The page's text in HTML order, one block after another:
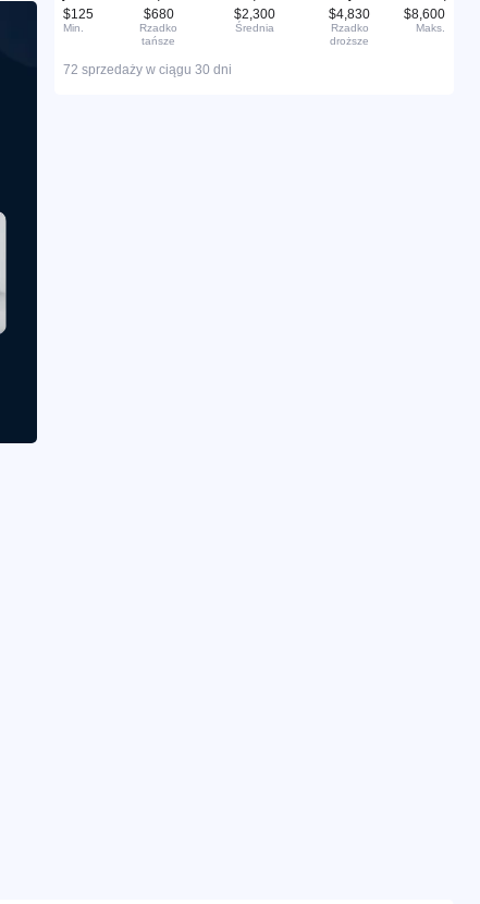
$125
Min.
$680
Rzadko
tańsze
$2,300
Średnia
$4,830
Rzadko
droższe
$8,600
Maks.
72 sprzedaży w ciągu 30 dni